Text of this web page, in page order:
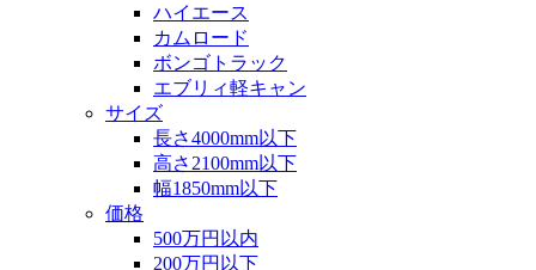
ハイエース
カムロード
ボンゴトラック
エブリィ軽キャン
サイズ
長さ4000mm以下
高さ2100mm以下
幅1850mm以下
価格
500万円以内
200万円以下